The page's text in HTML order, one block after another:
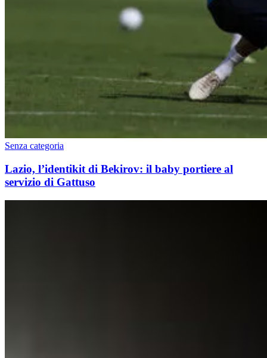
Senza categoria
Lazio, l’identikit di Bekirov: il baby portiere al
servizio di Gattuso